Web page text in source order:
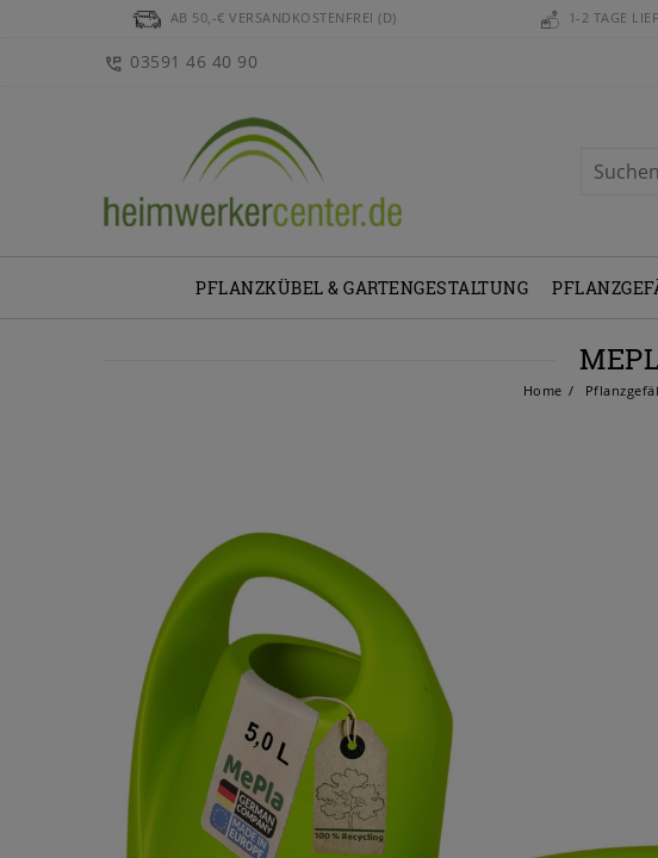
AB 50,-€ VERSANDKOSTENFREI (D) 1-2 TAGE
03591 46 40 90
PFLANZKÜBEL & GARTENGESTALTUNG
Home